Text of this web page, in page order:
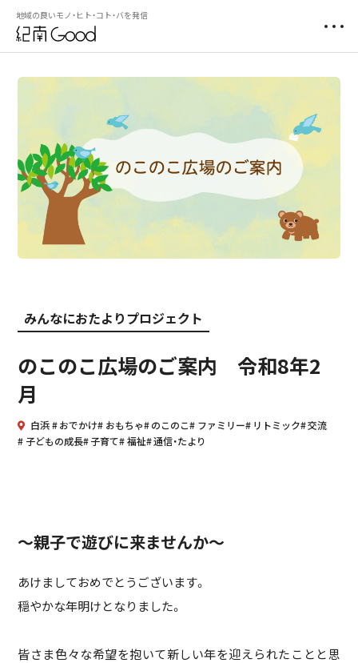
地域の良いモノ・ヒト・コト・バを発信
みんなにおたよりプロジェクト
のこのこ広場のご案内 令和8年2
月
白浜 おでかけ おもちゃ のこのこ ファミリー リトミック
交流
子どもの成長
子育て 福祉 通信・たより
～親子で遊びに来ませんか～
あけましておめでとうございます。
穏やかな年明けとなりました。
皆さま色々な希望を抱いて新しい年を迎えられたことと思